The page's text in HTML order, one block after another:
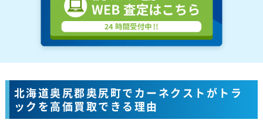
北海道奥尻郡奥尻町でカーネクストがトラ
ックを高価買取できる理由